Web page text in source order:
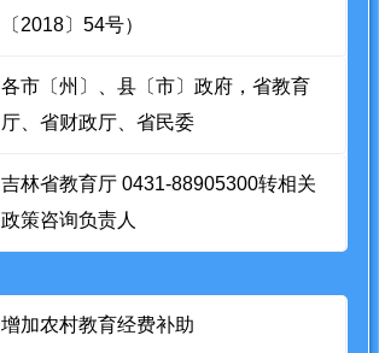
〔2018〕54号）
各市〔州〕、县〔市〕政府，省教育
厅、省财政厅、省民委
吉林省教育厅 0431-88905300转相关
政策咨询负责人
增加农村教育经费补助